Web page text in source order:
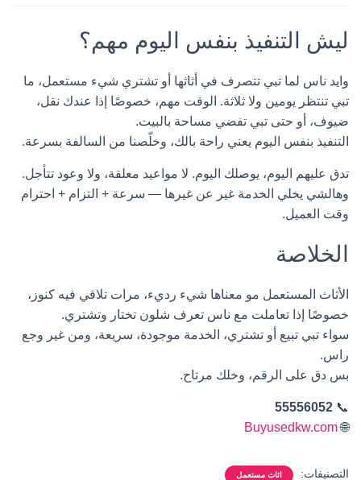
ليش التنفيذ بنفس اليوم مهم؟
وايد ناس لما تبي تتصرف في أثاثها أو تشتري شيء مستعمل، ما
تبي تنتظر يومين ولا ثلاثة. الوقت مهم، خصوصًا إذا عندك نقل،
ضيوف، أو حتى تبي تفضي مساحة بالبيت.
التنفيذ بنفس اليوم يعني راحة بالك، وخلّصنا من السالفة بسرعة.
تدق عليهم اليوم، يوصلك اليوم. لا مواعيد معلقة، ولا وعود تتأجل.
وهالشي يخلي الخدمة غير عن غيرها — سرعة + التزام + احترام
وقت العميل.
الخلاصة
الأثاث المستعمل مو معناها شيء رديء، مرات تلاقي فيه كنوز،
خصوصًا إذا تعاملت مع ناس تعرف شلون تختار وتشتري.
سواء تبي تبيع أو تشتري، الخدمة موجودة، سريعة، ومن غير وجع
راس.
بس دق على الرقم، وخلك مرتاح.
📞
55556052
🌐
Buyusedkw.com
التصنيفات: اثاث مستعمل